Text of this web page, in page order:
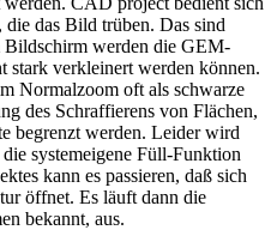
das Bild trüben. Das sind
werden die GEM-
stark verkleinert werden können.
Normalzoom oft als schwarze
des Schraffierens von Flächen,
begrenzt werden. Leider wird
systemeigene Füll-Funktion
kann es passieren, daß sich
öffnet. Es läuft dann die
bekannt, aus.